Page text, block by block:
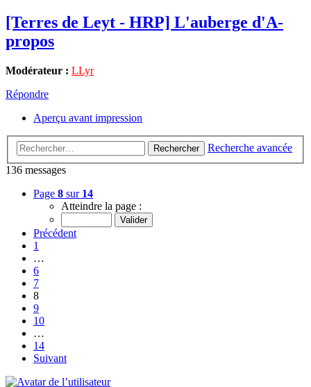
[Terres de Leyt - HRP] L'auberge d'A-
propos
Modérateur : LLyr
Répondre
Aperçu avant impression
Rechercher
Recherche avancée
136 messages
Page 8 sur 14
Atteindre la page :
Précédent
1
…
6
7
8
9
10
…
14
Suivant